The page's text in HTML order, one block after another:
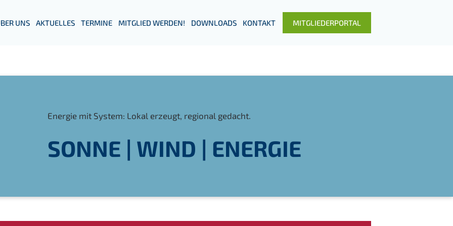
UNS AKTUELLES TERMINE MITGLIED WERDEN! DOWNLOADS KONTAKT MITGLIEDERPORTAL
Energie mit System: Lokal erzeugt, regional gedacht.
SONNE | WIND | ENERGIE